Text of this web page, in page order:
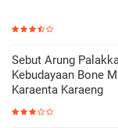
Sebut Arung
Kebudayaan Bone
Karaenta Karaeng